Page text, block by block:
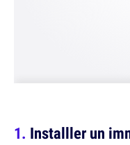
Installler un